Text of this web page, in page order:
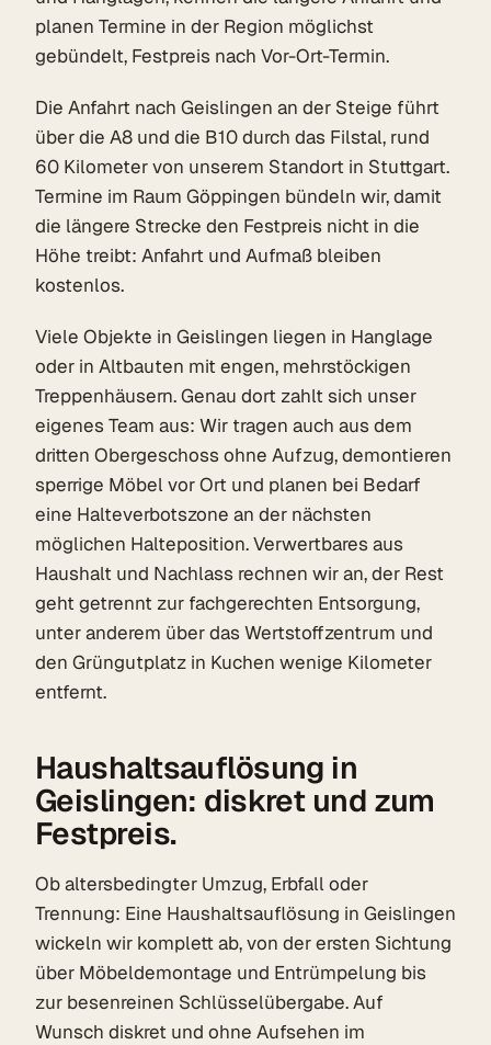
planen Termine in der Region möglichst
gebündelt, Festpreis nach Vor-Ort-Termin.
Die Anfahrt nach Geislingen an der Steige führt
über die A8 und die B10 durch das Filstal, rund
60 Kilometer von unserem Standort in Stuttgart.
Termine im Raum Göppingen bündeln wir, damit
die längere Strecke den Festpreis nicht in die
Höhe treibt: Anfahrt und Aufmaß bleiben
kostenlos.
Viele Objekte in Geislingen liegen in Hanglage
oder in Altbauten mit engen, mehrstöckigen
Treppenhäusern. Genau dort zahlt sich unser
eigenes Team aus: Wir tragen auch aus dem
dritten Obergeschoss ohne Aufzug, demontieren
sperrige Möbel vor Ort und planen bei Bedarf
eine Halteverbotszone an der nächsten
möglichen Halteposition. Verwertbares aus
Haushalt und Nachlass rechnen wir an, der Rest
geht getrennt zur fachgerechten Entsorgung,
unter anderem über das Wertstoffzentrum und
den Grüngutplatz in Kuchen wenige Kilometer
entfernt.
Haushaltsauflösung in
Geislingen: diskret und zum
Festpreis.
Ob altersbedingter Umzug, Erbfall oder
Trennung: Eine Haushaltsauflösung in Geislingen
wickeln wir komplett ab, von der ersten Sichtung
über Möbeldemontage und Entrümpelung bis
zur besenreinen Schlüsselübergabe. Auf
Wunsch diskret und ohne Aufsehen im